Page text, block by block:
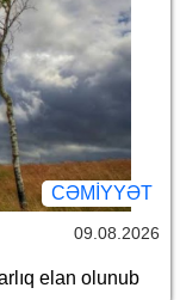
CƏMİYYƏT
09.08.2026
elan olunub